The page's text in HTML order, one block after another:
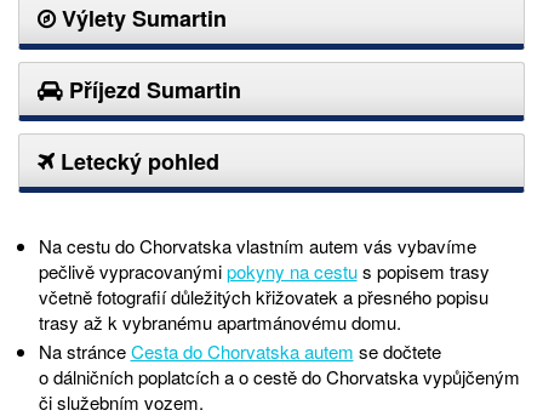
Výlety Sumartin
Příjezd Sumartin
Letecký pohled
Na cestu do Chorvatska vlastním autem vás vybavíme
pečlivě vypracovanýmipokyny na cestus popisem trasy
včetně fotografií důležitých křižovatek a přesného popisu
trasy až k vybranému apartmánovému domu.
Na stránceCesta do Chorvatska autem se dočtete
o dálničních poplatcích a o cestě do Chorvatska vypůjčeným
či služebním vozem.